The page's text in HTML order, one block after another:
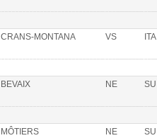
CRANS-MONTANA VS ITA
BEVAIX NE
MÔTIERS NE